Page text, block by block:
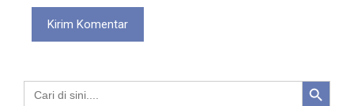
Search
for:
Search Button